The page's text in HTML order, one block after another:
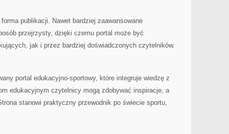
publikacji. Nawet bardziej zaawansowane
przejrzysty, dzięki czemu portal może być
jak i przez bardziej doświadczonych czytelników.
portal edukacyjno-sportowy, które integruje wiedzę z
edukacyjnym czytelnicy mogą zdobywać inspiracje, a
stanowi praktyczny przewodnik po świecie sportu,